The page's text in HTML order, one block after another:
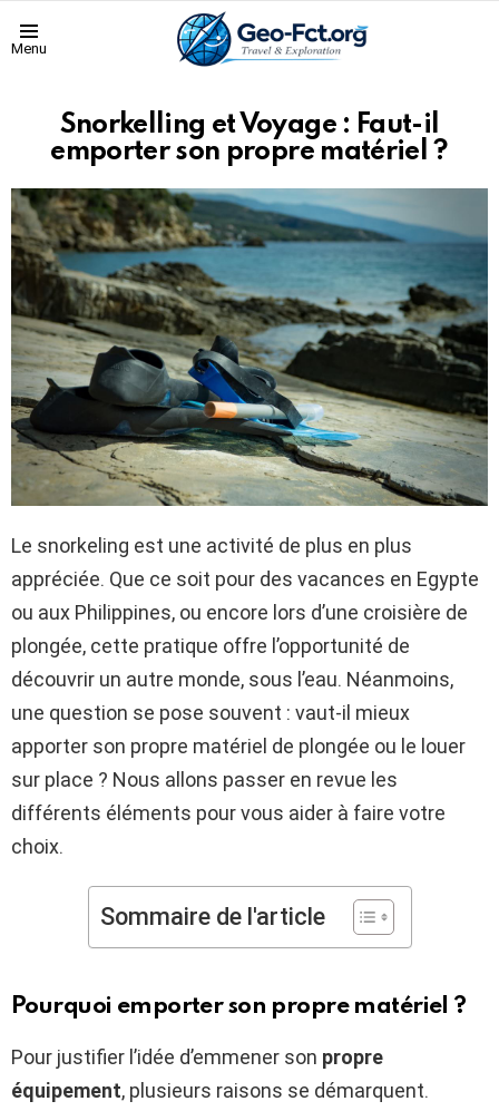
Menu
Snorkelling et Voyage : Faut-il
emporter son propre matériel ?
Le snorkeling est une activité de plus en plus
appréciée. Que ce soit pour des vacances en Egypte
ou aux Philippines, ou encore lors d’une croisière de
plongée, cette pratique offre l’opportunité de
découvrir un autre monde, sous l’eau. Néanmoins,
une question se pose souvent : vaut-il mieux
apporter son propre matériel de plongée ou le louer
sur place ? Nous allons passer en revue les
différents éléments pour vous aider à faire votre
choix.
Sommaire de l'article
Pourquoi emporter son propre matériel ?
Pour justifier l’idée d’emmener son propre
équipement, plusieurs raisons se démarquent.